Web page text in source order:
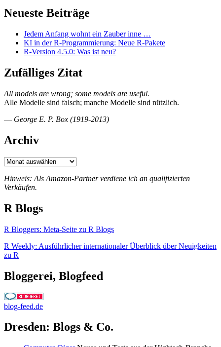
Neueste Beiträge
Jedem Anfang wohnt ein Zauber inne …
KI in der R-Programmierung: Neue R-Pakete
R-Version 4.5.0: Was ist neu?
Zufälliges Zitat
All models are wrong; some models are useful.
Alle Modelle sind falsch; manche Modelle sind nützlich.
— George E. P. Box (1919-2013)
Archiv
Archiv
Hinweis: Als Amazon-Partner verdiene ich an qualifizierten
Verkäufen.
R Blogs
R Bloggers: Meta-Seite zu R Blogs
R Weekly: Ausführlicher internationaler Überblick über Neuigkeiten
zu R
Bloggerei, Blogfeed
blog-feed.de
Dresden: Blogs & Co.